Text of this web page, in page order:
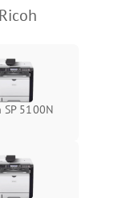
SP 5100N